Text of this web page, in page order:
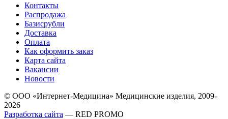
Контакты
Распродажа
Базисрубли
Доставка
Оплата
Как оформить заказ
Карта сайта
Вакансии
Новости
© ООО «Интернет-Медицина» Медицинские изделия, 2009-
2026
Разработка сайта — RED PROMO